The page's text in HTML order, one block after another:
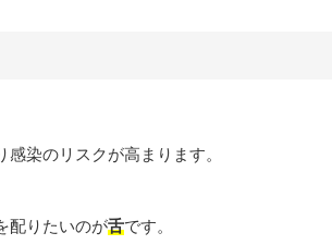
染のリスクが高まります。
配りたいのが舌です。